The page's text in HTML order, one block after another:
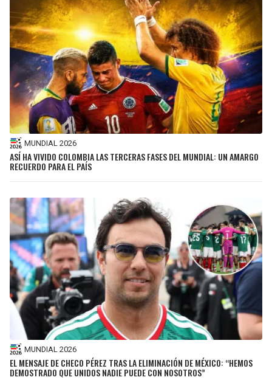
MUNDIAL 2026
ASÍ HA VIVIDO COLOMBIA LAS TERCERAS FASES DEL MUNDIAL: UN AMARGO
RECUERDO PARA EL PAÍS
MUNDIAL 2026
EL MENSAJE DE CHECO PÉREZ TRAS LA ELIMINACIÓN DE MÉXICO: “HEMOS
DEMOSTRADO QUE UNIDOS NADIE PUEDE CON NOSOTROS”